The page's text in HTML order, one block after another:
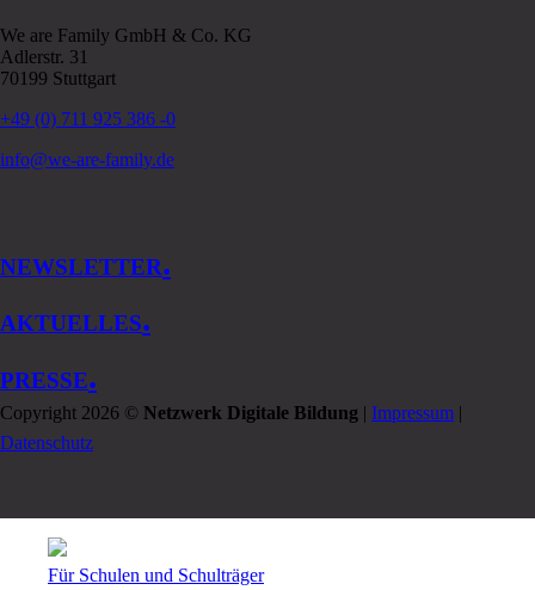
We are Family GmbH & Co. KG
Adlerstr. 31
70199 Stuttgart
+49 (0) 711 925 386 -0
info@we-are-family.de
NEWSLETTER.
AKTUELLES.
PRESSE.
Copyright 2026 © Netzwerk Digitale Bildung | Impressum |
Datenschutz
Für Schulen und Schulträger